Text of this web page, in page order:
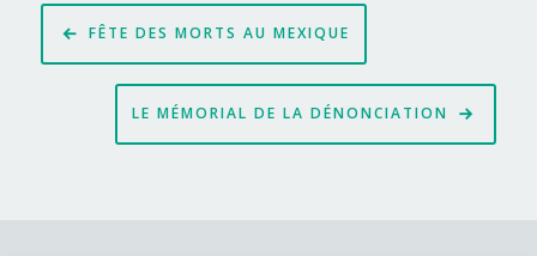
Navigation
de
l’article
FÊTE DES MORTS AU MEXIQUE
LE MÉMORIAL DE LA DÉNONCIATION